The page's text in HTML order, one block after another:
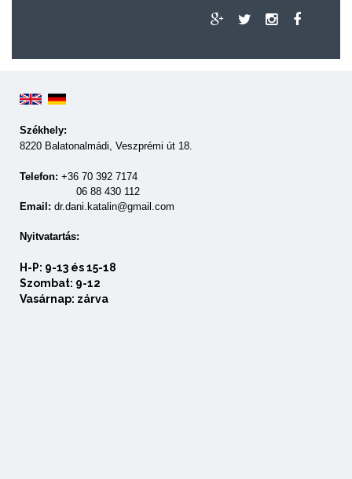
Székhely:
8220 Balatonalmádi, Veszprémi út 18.
Telefon: +36 70 392 7174
06 88 430 112
Email: dr.dani.katalin@gmail.com
Nyitvatartás:
H-P: 9-13 és 15-18
Szombat: 9-12
Vasárnap: zárva